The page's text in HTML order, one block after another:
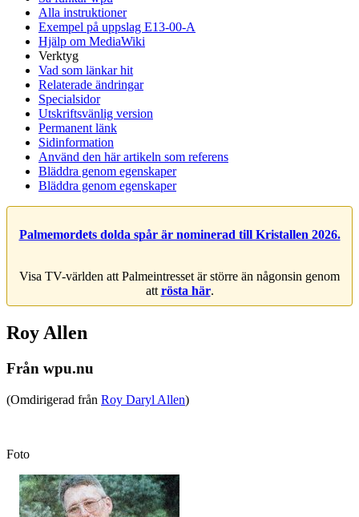
Alla instruktioner
Exempel på uppslag E13-00-A
Hjälp om MediaWiki
Verktyg
Vad som länkar hit
Relaterade ändringar
Specialsidor
Utskriftsvänlig version
Permanent länk
Sidinformation
Använd den här artikeln som referens
Bläddra genom egenskaper
Bläddra genom egenskaper
Palmemordets dolda spår är nominerad till Kristallen 2026.
Visa TV-världen att Palmeintresset är större än någonsin genom
att rösta här.
Roy Allen
Från wpu.nu
(Omdirigerad från Roy Daryl Allen)
Foto